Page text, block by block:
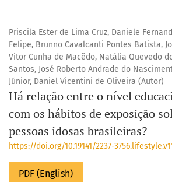
Priscila Ester de Lima Cruz, Daniele
Felipe, Brunno Cavalcanti Pontes Batista,
Vitor Cunha de Macêdo, Natália Quevedo
Santos, José Roberto Andrade do
Júnior, Daniel Vicentini de Oliveira (Autor)
Há relação entre o nível
com os hábitos de exposição
pessoas idosas brasileiras?
https://doi.org/10.19141/2237-
PDF (English)